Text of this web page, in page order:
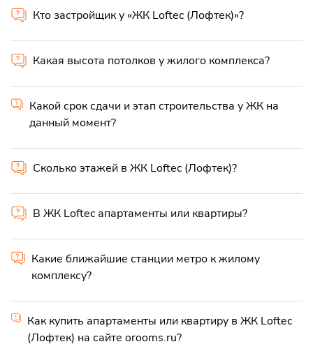
Кто застройщик у «ЖК Loftec (Лофтек)»?
Какая высота потолков у жилого комплекса?
Какой срок сдачи и этап строительства у ЖК на
данный момент?
Сколько этажей в ЖК Loftec (Лофтек)?
В ЖК Loftec апартаменты или квартиры?
Какие ближайшие станции метро к жилому
комплексу?
Как купить апартаменты или квартиру в ЖК Loftec
(Лофтек) на сайте orooms.ru?